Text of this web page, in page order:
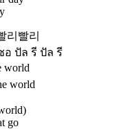
리빨리
อ ปัล รี ปัล รี
world
world
go